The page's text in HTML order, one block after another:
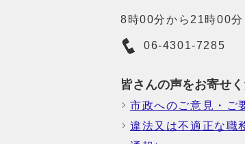
8時00分から21時00分
06-4301-7285
皆さんの声をお寄せ
市政へのご意見・ご
違法又は不適正な職